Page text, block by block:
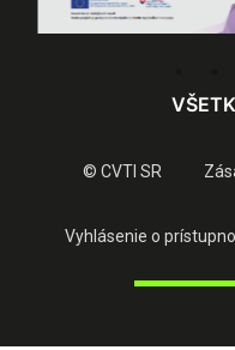
© CVTI SR
Vyhlásenie o